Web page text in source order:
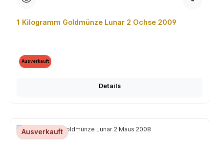
1 Kilogramm Goldmünze Lunar 2 Ochse 2009
Ausverkauft
Details
Ausverkauft